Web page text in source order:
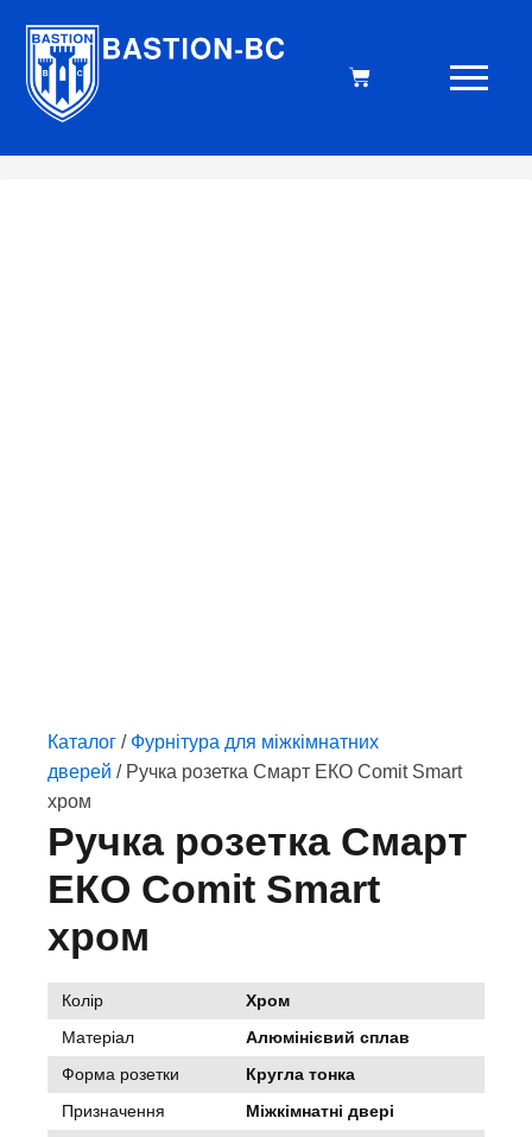
Каталог/Фурнітура для міжкімнатних
дверей / Ручка розетка Смарт ЕКО Comit Smart
хром
Ручка розетка Смарт
ЕКО Comit Smart
хром
Колір
Хром
Матеріал
Алюмінієвий сплав
Форма розетки
Кругла тонка
Призначення
Міжкімнатні двері